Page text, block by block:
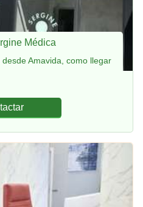
Médica
Amavida, como llegar